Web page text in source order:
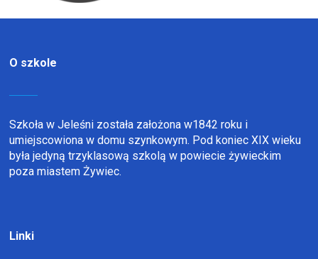
O szkole
Szkoła w Jeleśni została założona w1842 roku i
umiejscowiona w domu szynkowym. Pod koniec XIX wieku
była jedyną trzyklasową szkolą w powiecie żywieckim
poza miastem Żywiec.
Linki